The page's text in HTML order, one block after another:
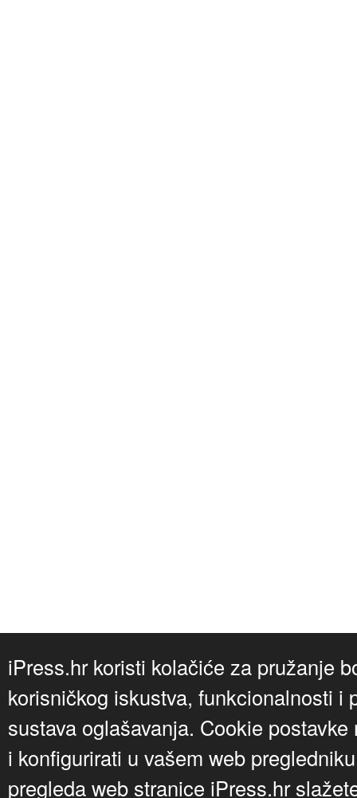
iPress.hr koristi kolačiće za pružanje
korisničkog iskustva, funkcionalnosti i
sustava oglašavanja. Cookie
i konfigurirati u vašem web
pregleda web stranice iPress.hr